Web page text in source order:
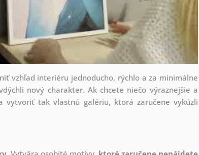
vzhľad interiéru jednoducho, rýchlo a za minimálne
nový charakter. Ak chcete niečo výraznejšie a
vytvoriť tak vlastnú galériu, ktorá zaručene vykúzli